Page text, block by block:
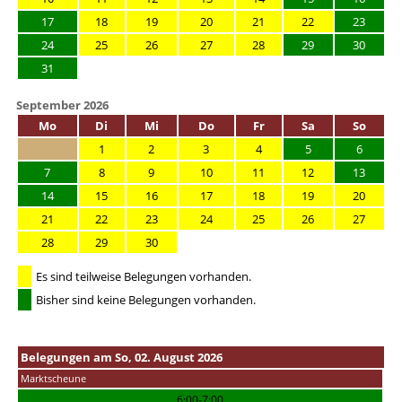
17
18 19 20 21 22
23
24
25 26 27 28 29
30
31
September 2026
Mo
Di Mi Do Fr Sa
So
1
2 3 4 5
6
7
8 9 10 11 12
13
14
15 16 17 18 19
20
21
22 23 24 25 26
27
28
29 30
Es sind teilweise Belegungen vorhanden.
Bisher sind keine Belegungen vorhanden.
Belegungen am So, 02. August 2026
Marktscheune